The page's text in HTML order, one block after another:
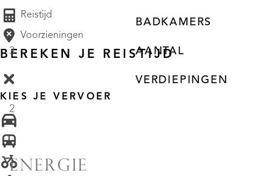
BADKAMERS
3 AANTAL
VERDIEPINGEN
2
ENERGIE
Reistijd
Voorzieningen
BEREKEN JE REISTIJD
KIES JE VERVOER